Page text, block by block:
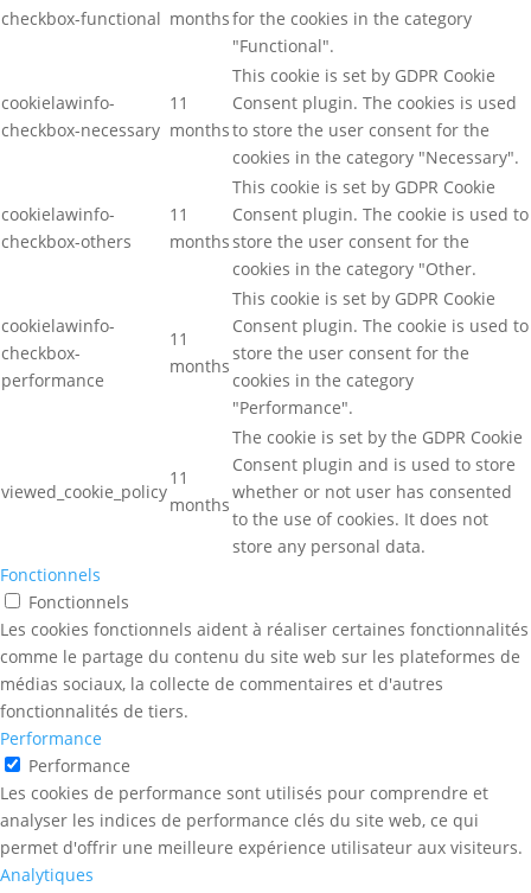
checkbox-functional monthsfor the cookies in the category
"Functional".
cookielawinfo-
checkbox-necessary
11
months
This cookie is set by GDPR Cookie
Consent plugin. The cookies is used
to store the user consent for the
cookies in the category "Necessary".
cookielawinfo-
checkbox-others
11
months
This cookie is set by GDPR Cookie
Consent plugin. The cookie is used to
store the user consent for the
cookies in the category "Other.
cookielawinfo-
checkbox-
performance
11
months
This cookie is set by GDPR Cookie
Consent plugin. The cookie is used to
store the user consent for the
cookies in the category
"Performance".
viewed_cookie_policy
11
months
The cookie is set by the GDPR Cookie
Consent plugin and is used to store
whether or not user has consented
to the use of cookies. It does not
store any personal data.
Fonctionnels
Fonctionnels
Les cookies fonctionnels aident à réaliser certaines fonctionnalités
comme le partage du contenu du site web sur les plateformes de
médias sociaux, la collecte de commentaires et d'autres
fonctionnalités de tiers.
Performance
Performance
Les cookies de performance sont utilisés pour comprendre et
analyser les indices de performance clés du site web, ce qui
permet d'offrir une meilleure expérience utilisateur aux visiteurs.
Analytiques